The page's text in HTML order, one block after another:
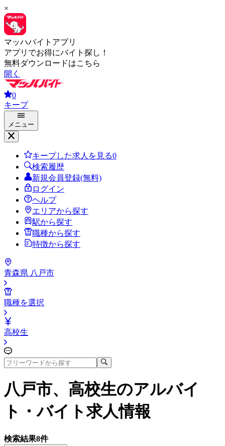
×
マッハバイトアプリ
アプリでお得にバイト探し！
無料ダウンロードはこちら
開く
0
キープ
メニュー
キープした求人を見る0
検索履歴
新規会員登録(無料)
ログイン
ヘルプ
エリアから探す
駅から探す
職種から探す
特徴から探す
青森県 八戸市
職種を選択
高校生
八戸市、高校生のアルバイ
ト・バイト求人情報
検索結果8件